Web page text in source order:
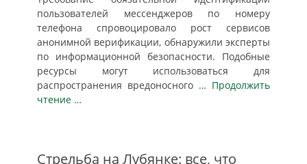
пользователей мессенджеров по номеру
телефона спровоцировало рост сервисов
анонимной верификации, обнаружили эксперты
по информационной безопасности. Подобные
ресурсы могут использоваться для
распространения вредоносного … Продолжить
чтение …
Стрельба на Лубянке: все, что